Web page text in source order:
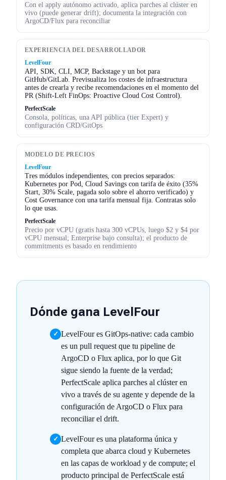
Con el apply autónomo activado, aplica parches al clúster en
vivo (puede generar drift); documenta la integración con
ArgoCD/Flux para reconciliar
EXPERIENCIA DEL DESARROLLADOR
LevelFour
API, SDK, CLI, MCP, Backstage y un bot para
GitHub/GitLab. Previsualiza los costes de infraestructura
antes de crearla y recibe recomendaciones en el momento del
PR (Shift-Left FinOps: Proactive Cloud Cost Control).
PerfectScale
Consola, políticas, una API pública (tier Expert) y
configuración CRD/GitOps
MODELO DE PRECIOS
LevelFour
Tres módulos independientes, con precios separados:
Kubernetes por Pod, Cloud Savings con tarifa de éxito (35%
Start, 30% Scale, pagada solo sobre el ahorro verificado) y
Cost Governance con una tarifa mensual fija. Contratas solo
lo que usas.
PerfectScale
Precio por vCPU (gratis hasta 300 vCPUs, luego $2 y $4 por
vCPU mensual; Enterprise bajo consulta); el producto de
commitments es basado en rendimiento
Dónde gana LevelFour
✓ LevelFour es GitOps-native: cada cambio
es un pull request que tu pipeline de
ArgoCD o Flux aplica, por lo que Git
sigue siendo la fuente de la verdad;
PerfectScale aplica parches al clúster en
vivo a través de su agente y depende de la
configuración de ArgoCD o Flux para
reconciliar el drift.
✓ LevelFour es una plataforma única y
completa que abarca cloud y Kubernetes
en las capas de workload y de compute; el
producto principal de PerfectScale está